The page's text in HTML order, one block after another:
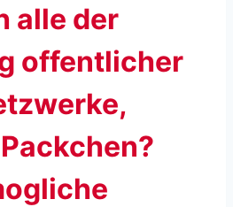
alle der
offentlicher